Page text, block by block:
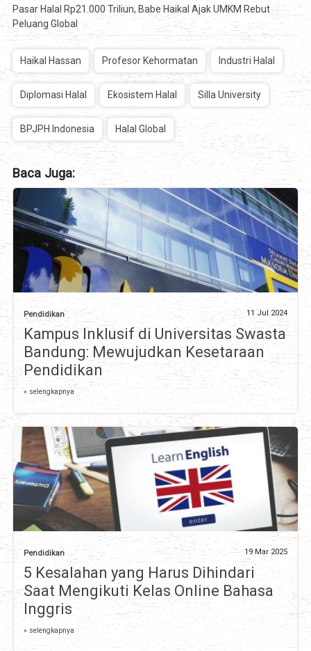
Pasar Halal Rp21.000 Triliun, Babe Haikal Ajak UMKM Rebut
Peluang Global
Haikal Hassan Profesor Kehormatan Industri Halal
Diplomasi Halal Ekosistem Halal Silla University
BPJPH Indonesia Halal Global
Baca Juga:
Pendidikan 11 Jul 2024
Kampus Inklusif di Universitas Swasta
Bandung: Mewujudkan Kesetaraan
Pendidikan
» selengkapnya
Pendidikan 19 Mar 2025
5 Kesalahan yang Harus Dihindari
Saat Mengikuti Kelas Online Bahasa
Inggris
» selengkapnya